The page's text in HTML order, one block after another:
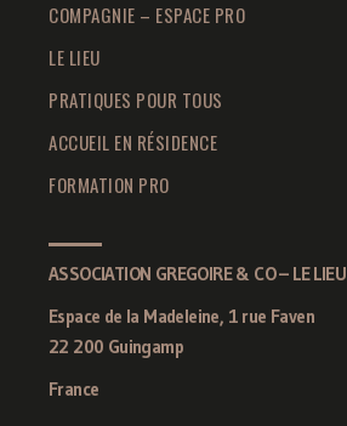
COMPAGNIE – ESPACE PRO
LE LIEU
PRATIQUES POUR TOUS
ACCUEIL EN RÉSIDENCE
FORMATION PRO
ASSOCIATION GREGOIRE & CO – LE LIEU
Espace de la Madeleine, 1 rue Faven
22 200 Guingamp
France